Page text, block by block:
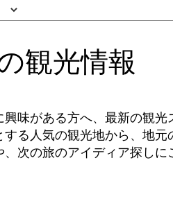
観光情報
興味がある方へ、最新の観
する人気の観光地から、地
、次の旅のアイディア探し